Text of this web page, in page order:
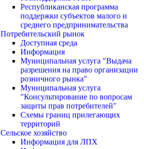
Республиканская программа
поддержки субъектов малого и
среднего предпринимательства
Потребительский рынок
Доступная среда
Информация
Муниципальная услуга "Выдача
разрешения на право организации
розничного рынка"
Муниципальная услуга
"Консультирование по вопросам
защиты прав потребителей"
Схемы границ прилегающих
территорий
Сельское хозяйство
Информация для ЛПХ